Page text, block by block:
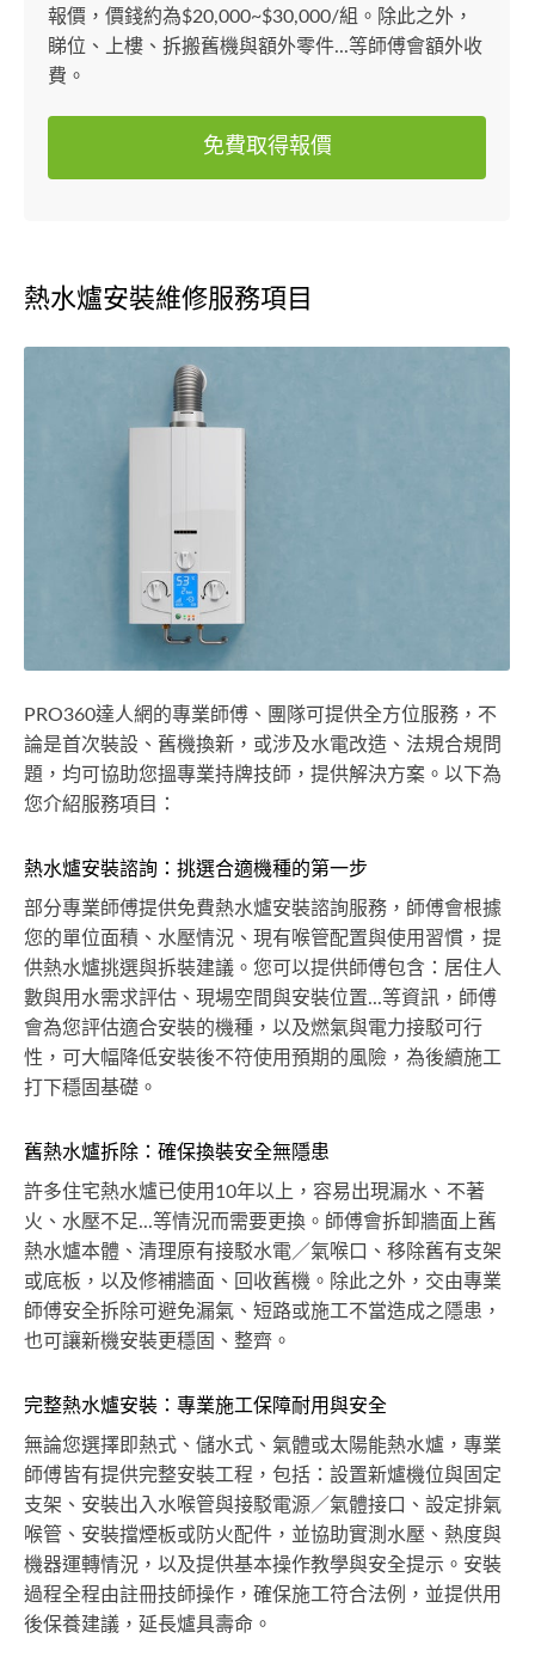
報價，價錢約為$20,000~$30,000/組。除此之外，
睇位、上樓、拆搬舊機與額外零件...等師傅會額外收
費。
免費取得報價
熱水爐安裝維修服務項目
PRO360達人網的專業師傅、團隊可提供全方位服務，不
論是首次裝設、舊機換新，或涉及水電改造、法規合規問
題，均可協助您搵專業持牌技師，提供解決方案。以下為
您介紹服務項目：
熱水爐安裝諮詢：挑選合適機種的第一步
部分專業師傅提供免費熱水爐安裝諮詢服務，師傅會根據
您的單位面積、水壓情況、現有喉管配置與使用習慣，提
供熱水爐挑選與拆裝建議。您可以提供師傅包含：居住人
數與用水需求評估、現場空間與安裝位置...等資訊，師傅
會為您評估適合安裝的機種，以及燃氣與電力接駁可行
性，可大幅降低安裝後不符使用預期的風險，為後續施工
打下穩固基礎。
舊熱水爐拆除：確保換裝安全無隱患
許多住宅熱水爐已使用10年以上，容易出現漏水、不著
火、水壓不足...等情況而需要更換。師傅會拆卸牆面上舊
熱水爐本體、清理原有接駁水電／氣喉口、移除舊有支架
或底板，以及修補牆面、回收舊機。除此之外，交由專業
師傅安全拆除可避免漏氣、短路或施工不當造成之隱患，
也可讓新機安裝更穩固、整齊。
完整熱水爐安裝：專業施工保障耐用與安全
無論您選擇即熱式、儲水式、氣體或太陽能熱水爐，專業
師傅皆有提供完整安裝工程，包括：設置新爐機位與固定
支架、安裝出入水喉管與接駁電源／氣體接口、設定排氣
喉管、安裝擋煙板或防火配件，並協助實測水壓、熱度與
機器運轉情況，以及提供基本操作教學與安全提示。安裝
過程全程由註冊技師操作，確保施工符合法例，並提供用
後保養建議，延長爐具壽命。